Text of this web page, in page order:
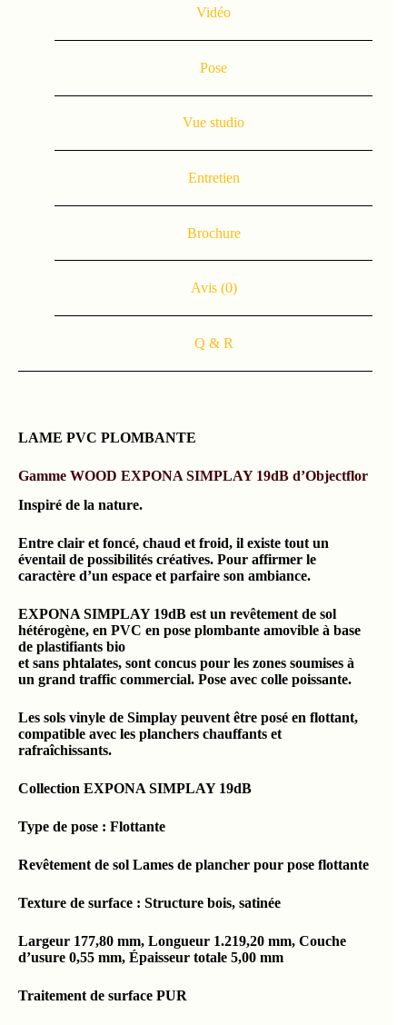
Vidéo
Pose
Vue studio
Entretien
Brochure
Avis (0)
Q & R
LAME PVC PLOMBANTE
Gamme WOOD EXPONA SIMPLAY 19dB d’Objectflor
Inspiré de la nature.
Entre clair et foncé, chaud et froid, il existe tout un
éventail de possibilités créatives. Pour affirmer le
caractère d’un espace et parfaire son ambiance.
EXPONA SIMPLAY 19dB est un revêtement de sol
hétérogène, en PVC en pose plombante amovible à base
de plastifiants bio
et sans phtalates, sont concus pour les zones soumises à
un grand traffic commercial. Pose avec colle poissante.
Les sols vinyle de Simplay peuvent être posé en flottant,
compatible avec les planchers chauffants et
rafraîchissants.
Collection EXPONA SIMPLAY 19dB
Type de pose : Flottante
Revêtement de sol Lames de plancher pour pose flottante
Texture de surface : Structure bois, satinée
Largeur 177,80 mm, Longueur 1.219,20 mm, Couche
d’usure 0,55 mm, Épaisseur totale 5,00 mm
Traitement de surface PUR